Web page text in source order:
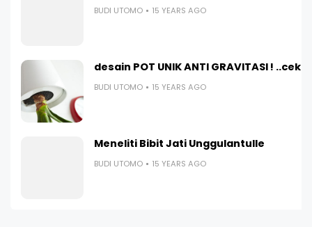
BUDI UTOMO 15 YEARS AGO
desain POT UNIK ANTI GRAVITASI !
BUDI UTOMO 15 YEARS AGO
Meneliti Bibit Jati Unggulantulle
BUDI UTOMO 15 YEARS AGO